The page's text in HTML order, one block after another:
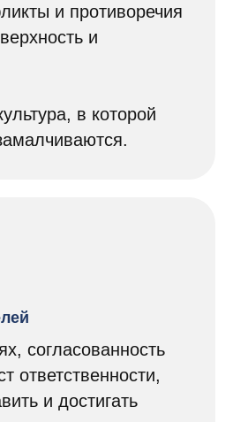
и противоречия
и
в которой
согласованность
ответственности,
и достигать